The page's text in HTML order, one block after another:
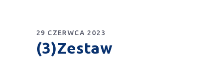
29 CZERWCA 2023
(3)Zestaw